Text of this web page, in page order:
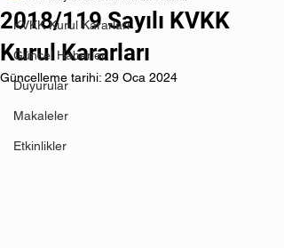
KVKK Kurul Kararları
Güncel Haberler
Duyurular
Makaleler
Etkinlikler
2018/119 Sayılı KVKK
Kurul Kararları
Güncelleme tarihi: 29 Oca 2024